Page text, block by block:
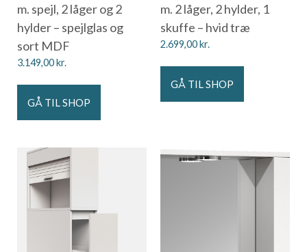
m. spejl, 2 låger og 2
hylder – spejlglas og
sort MDF
3.149,00kr.
GÅ TIL SHOP
m. 2 låger, 2 hylder, 1
skuffe – hvid træ
2.699,00kr.
GÅ TIL SHOP